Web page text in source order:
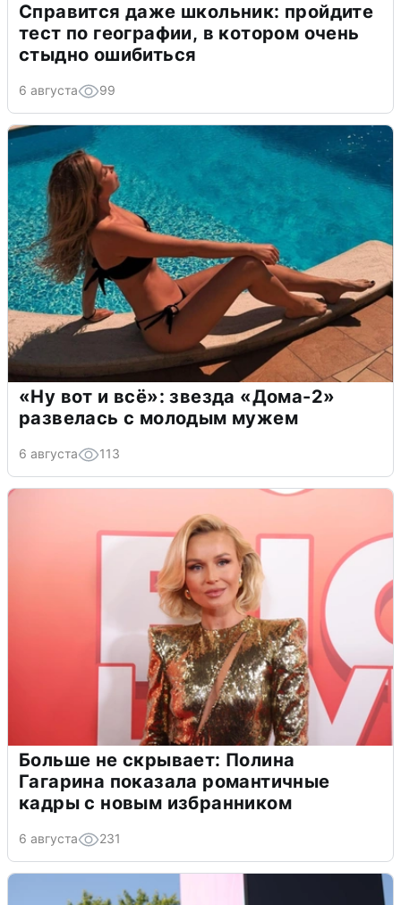
Справится даже школьник: пройдите
тест по географии, в котором очень
стыдно ошибиться
6 августа 99
«Ну вот и всё»: звезда «Дома-2»
развелась с молодым мужем
6 августа 113
Больше не скрывает: Полина
Гагарина показала романтичные
кадры с новым избранником
6 августа 231